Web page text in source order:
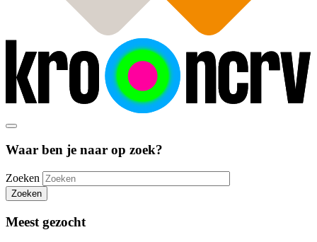
Waar ben je naar op zoek?
Zoeken
Zoeken
Meest gezocht